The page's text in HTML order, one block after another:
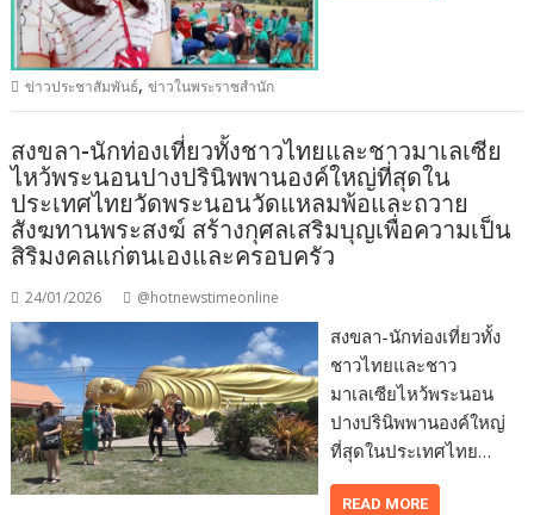
ข่าวประชาสัมพันธ์,ข่าวในพระราชสำนัก
สงขลา-นักท่องเที่ยวทั้งชาวไทยและชาวมาเลเซีย
ไหว้พระนอนปางปรินิพพานองค์ใหญ่ที่สุดใน
ประเทศไทยวัดพระนอนวัดแหลมพ้อและถวาย
สังฆทานพระสงฆ์ สร้างกุศลเสริมบุญเพื่อความเป็น
สิริมงคลแก่ตนเองและครอบครัว
24/01/2026 @hotnewstimeonline
สงขลา-นักท่องเที่ยวทั้ง
ชาวไทยและชาว
มาเลเซียไหว้พระนอน
ปางปรินิพพานองค์ใหญ่
ที่สุดในประเทศไทย…
READ MORE